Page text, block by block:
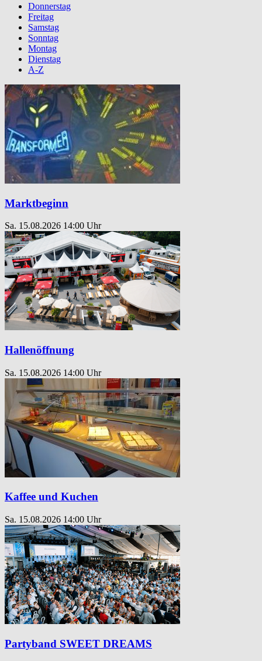
Donnerstag
Freitag
Samstag
Sonntag
Montag
Dienstag
A-Z
Marktbeginn
Sa. 15.08.2026 14:00 Uhr
Hallenöffnung
Sa. 15.08.2026 14:00 Uhr
Kaffee und Kuchen
Sa. 15.08.2026 14:00 Uhr
Partyband SWEET DREAMS